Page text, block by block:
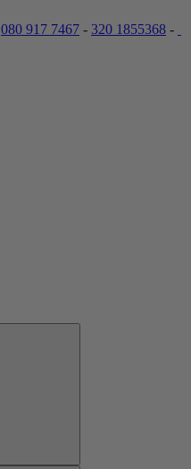
080 917 7467 - 320 1855368 -